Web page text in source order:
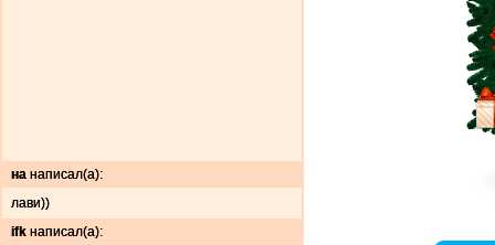
на написал(а):
лави))
ifk написал(а):